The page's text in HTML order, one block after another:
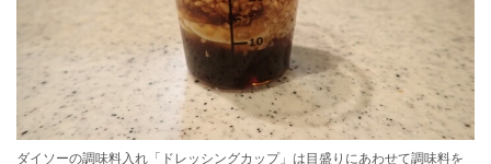
ダイソーの調味料入れ「ドレッシングカップ」は目盛りにあわせて調味料を